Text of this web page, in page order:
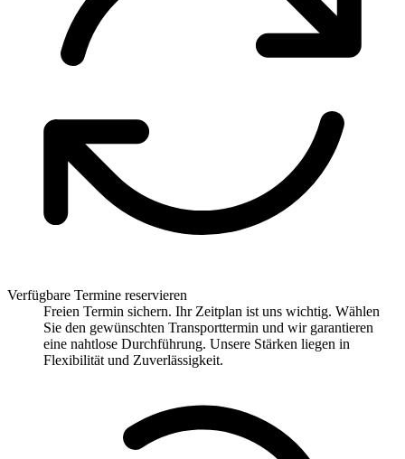
Verfügbare Termine reservieren
Freien Termin sichern. Ihr Zeitplan ist uns wichtig. Wählen
Sie den gewünschten Transporttermin und wir garantieren
eine nahtlose Durchführung. Unsere Stärken liegen in
Flexibilität und Zuverlässigkeit.